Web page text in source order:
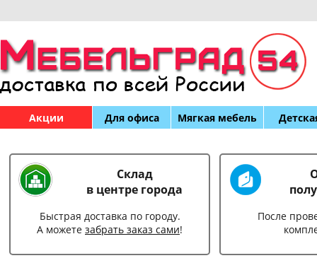
Акции Для офиса Мягкая мебель
Склад
в центре города
Быстрая доставка по городу.
А можете забрать заказ сами!
После